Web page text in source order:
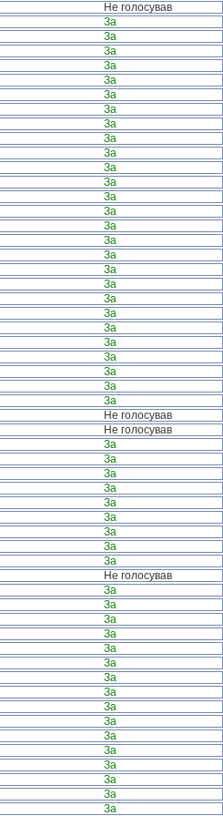
Не голосував
За
За
За
За
За
За
За
За
За
За
За
За
За
За
За
За
За
За
За
За
За
За
За
За
За
За
За
Не голосував
Не голосував
За
За
За
За
За
За
За
За
За
Не голосував
За
За
За
За
За
За
За
За
За
За
За
За
За
За
За
За